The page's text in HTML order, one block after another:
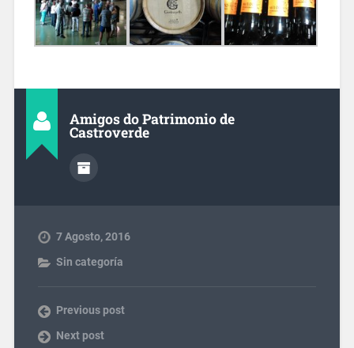
Amigos do Patrimonio de
Castroverde
7 Agosto, 2016
Sin categoría
Previous post
Next post